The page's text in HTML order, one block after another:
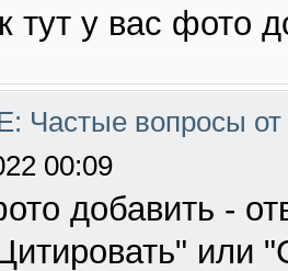
тут у вас фото
Частые вопросы
00:09
добавить -
или